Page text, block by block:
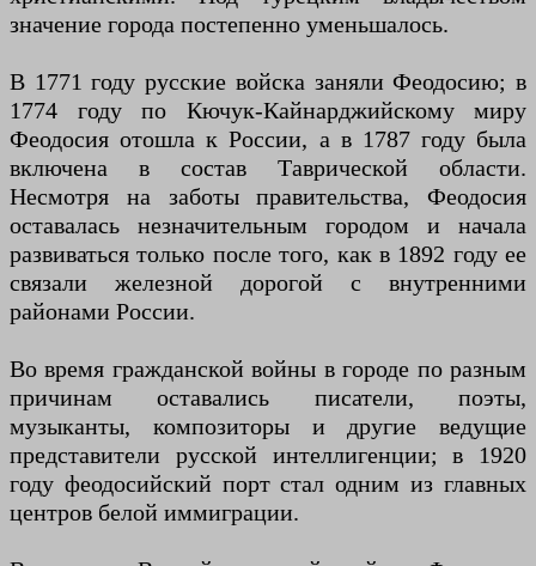
значение города постепенно уменьшалось.
В 1771 году русские войска заняли Феодосию; в
1774 году по Кючук-Кайнарджийскому миру
Феодосия отошла к России, а в 1787 году была
включена в состав Таврической области.
Несмотря на заботы правительства, Феодосия
оставалась незначительным городом и начала
развиваться только после того, как в 1892 году ее
связали железной дорогой с внутренними
районами России.
Во время гражданской войны в городе по разным
причинам оставались писатели, поэты,
музыканты, композиторы и другие ведущие
представители русской интеллигенции; в 1920
году феодосийский порт стал одним из главных
центров белой иммиграции.